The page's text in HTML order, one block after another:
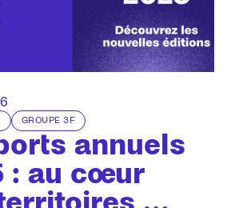
GROUPE 3F
annuels
: au cœur